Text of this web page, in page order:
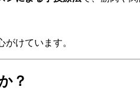
けています。
？